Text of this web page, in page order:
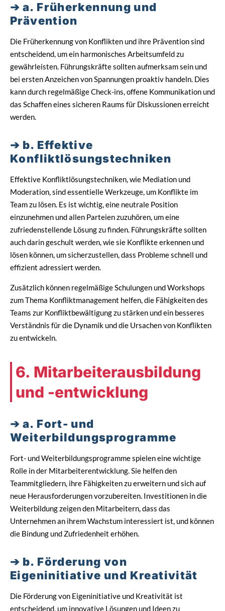
a. Früherkennung und
Prävention
Die Früherkennung von Konflikten und ihre Prävention sind
entscheidend, um ein harmonisches Arbeitsumfeld zu
gewährleisten. Führungskräfte sollten aufmerksam sein und
bei ersten Anzeichen von Spannungen proaktiv handeln. Dies
kann durch regelmäßige Check-ins, offene Kommunikation und
das Schaffen eines sicheren Raums für Diskussionen erreicht
werden.
b. Effektive
Konfliktlösungstechniken
Effektive Konfliktlösungstechniken, wie Mediation und
Moderation, sind essentielle Werkzeuge, um Konflikte im
Team zu lösen. Es ist wichtig, eine neutrale Position
einzunehmen und allen Parteien zuzuhören, um eine
zufriedenstellende Lösung zu finden. Führungskräfte sollten
auch darin geschult werden, wie sie Konflikte erkennen und
lösen können, um sicherzustellen, dass Probleme schnell und
effizient adressiert werden.
Zusätzlich können regelmäßige Schulungen und Workshops
zum Thema Konfliktmanagement helfen, die Fähigkeiten des
Teams zur Konfliktbewältigung zu stärken und ein besseres
Verständnis für die Dynamik und die Ursachen von Konflikten
zu entwickeln.
6. Mitarbeiterausbildung
und -entwicklung
a. Fort- und
Weiterbildungsprogramme
Fort- und Weiterbildungsprogramme spielen eine wichtige
Rolle in der Mitarbeiterentwicklung. Sie helfen den
Teammitgliedern, ihre Fähigkeiten zu erweitern und sich auf
neue Herausforderungen vorzubereiten. Investitionen in die
Weiterbildung zeigen den Mitarbeitern, dass das
Unternehmen an ihrem Wachstum interessiert ist, und können
die Bindung und Zufriedenheit erhöhen.
b. Förderung von
Eigeninitiative und Kreativität
Die Förderung von Eigeninitiative und Kreativität ist
entscheidend, um innovative Lösungen und Ideen zu